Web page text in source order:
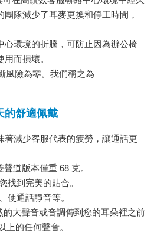
隊減少了耳麥更換和停工時間，
心環境的折騰，可防止因為辦公椅
而損壞。
風險為零。我們稱之為
的舒適佩戴
減少客服代表的疲勞，讓通話更
道版本僅重 68 克。
找到完美的貼合。
使通話靜音等。
大聲音或音調傳到您的耳朵裡之前
的任何聲音。